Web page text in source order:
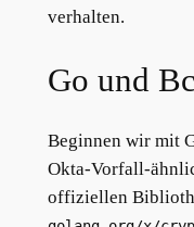
verhalten.
Go und
Beginnen wir mit
Okta-Vorfall-
offiziellen